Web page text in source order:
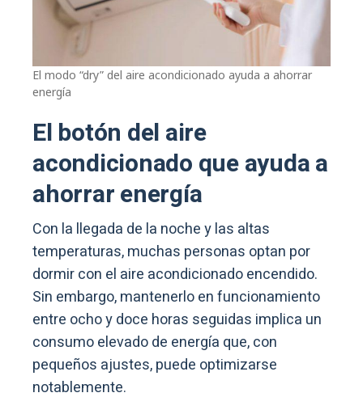
El modo “dry” del aire acondicionado ayuda a ahorrar
energía
El botón del aire
acondicionado que ayuda a
ahorrar energía
Con la llegada de la noche y las altas
temperaturas, muchas personas optan por
dormir con el aire acondicionado encendido.
Sin embargo, mantenerlo en funcionamiento
entre ocho y doce horas seguidas implica un
consumo elevado de energía que, con
pequeños ajustes, puede optimizarse
notablemente.